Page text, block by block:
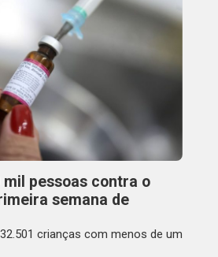
mil pessoas contra o
semana de
crianças com menos de um